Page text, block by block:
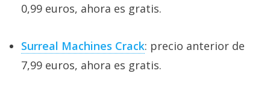
0,99 euros, ahora es gratis.
Surreal Machines Crack: precio anterior de
7,99 euros, ahora es gratis.